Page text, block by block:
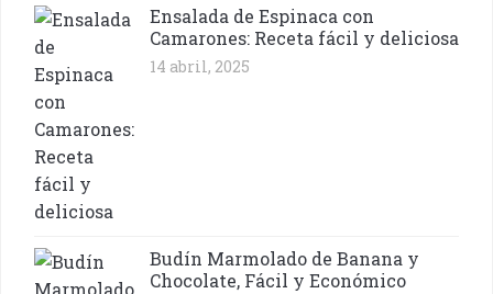
Ensalada de Espinaca con
Camarones: Receta fácil y deliciosa
14 abril, 2025
Budín Marmolado de Banana y
Chocolate, Fácil y Económico